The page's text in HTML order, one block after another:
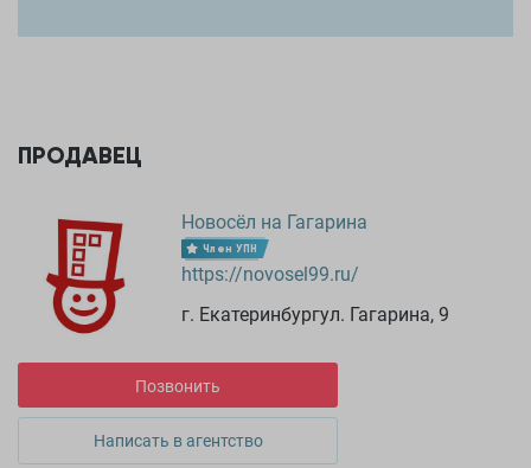
ПРОДАВЕЦ
Новосёл на Гагарина
Член УПН
https://novosel99.ru/
г. Екатеринбургул. Гагарина, 9
Позвонить
Написать в агентство